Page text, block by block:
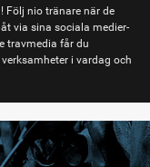
nio tränare när de
via sina sociala medier-
travmedia får du
i vardag och